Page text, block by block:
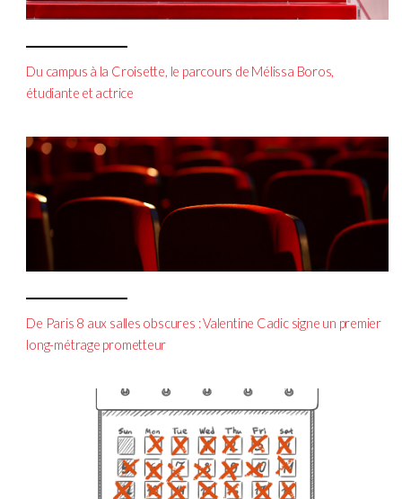
Du campus à la Croisette, le parcours de Mélissa Boros,
étudiante et actrice
De Paris 8 aux salles obscures : Valentine Cadic signe un premier
long-métrage prometteur